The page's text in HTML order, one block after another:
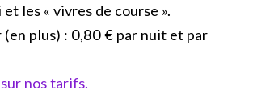
les « vivres de course ».
(en plus) : 0,80 € par nuit et par
nos tarifs.